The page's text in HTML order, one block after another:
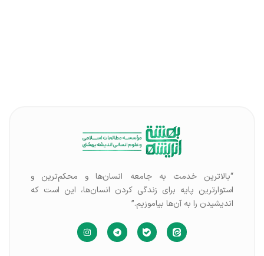
“بالاترین خدمت به جامعه انسان‌ها و محکم‌ترین و
استوارترین پایه برای زندگی کردن انسان‌ها، این است که
اندیشیدن را به آن‌ها بیاموزیم.”